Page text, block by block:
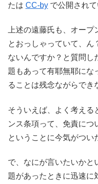
たは CC-by で公開されて
上述の遠藤氏も、オー
とおっしゃっていて、ん
ないんですか？と質問し
題もあって有耶無耶にな
ることは残念ながらでき
そういえば、よく考える
ンス条項って、免責につ
ということに今気がつい
で、なにが言いたいかと
題があったときに迅速に